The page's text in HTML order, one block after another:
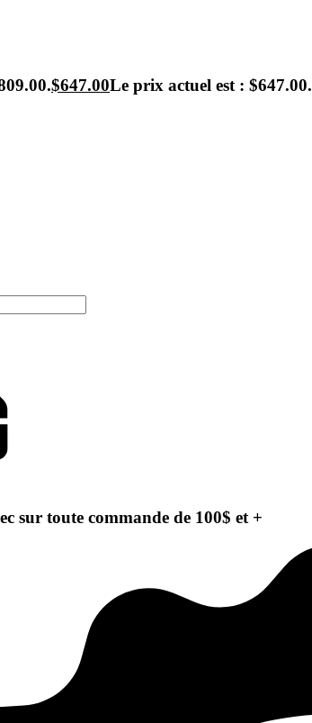
$647.00Le prix actuel est : $647.00.
sur toute commande de 100$ et +